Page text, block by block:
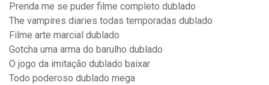
Prenda me se puder filme completo dublado
The vampires diaries todas temporadas dublado
Filme arte marcial dublado
Gotcha uma arma do barulho dublado
O jogo da imitação dublado baixar
Todo poderoso dublado mega